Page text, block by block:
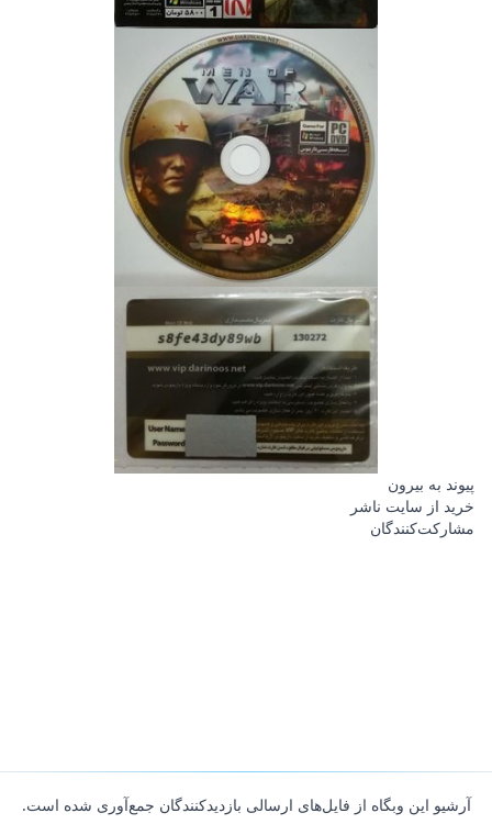
پیوند به بیرون
خرید از سایت ناشر
مشارکت‌کنندگان
آرشیو این وبگاه از فایل‌های ارسالی بازدیدکنندگان جمع‌آوری شده است.